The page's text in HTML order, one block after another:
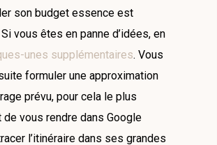
son budget essence est
Si vous êtes en panne d’idées, en
unes supplémentaires. Vous
formuler une approximation
prévu, pour cela le plus
vous rendre dans Google
l’itinéraire dans ses grandes